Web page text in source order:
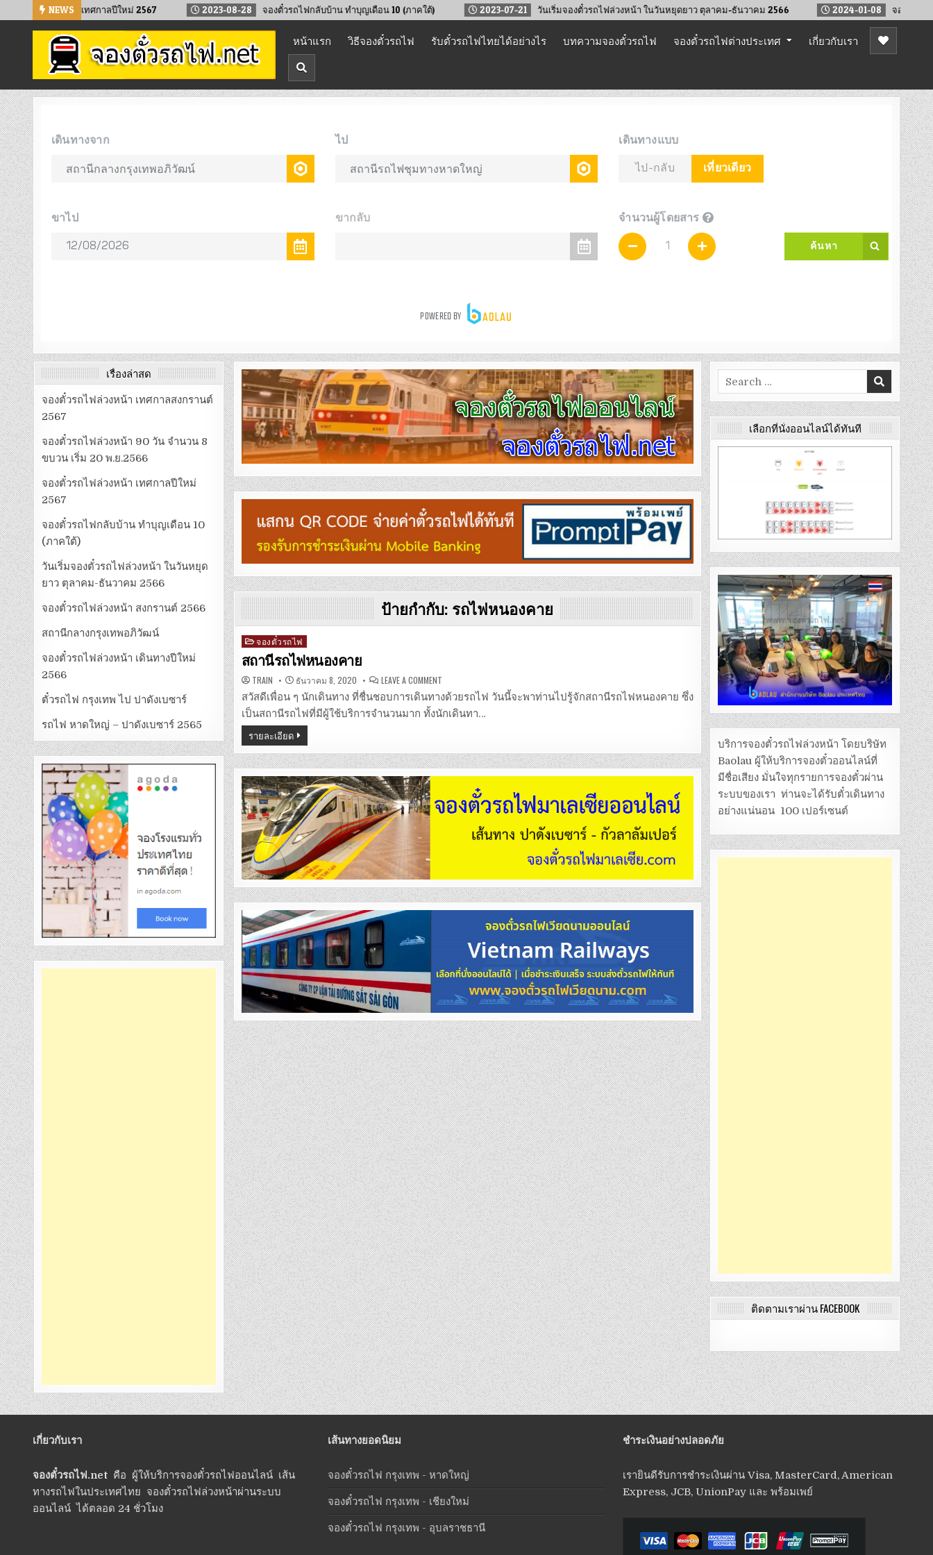
to
NEWS
ฟล่วงหน้า เทศกาลปีใหม่ 2567 2023-08-28 จองตั๋วรถไฟกลับบ้าน ทำบุญเดือน 10 (ภาคใต้) 2023-07-21 วันเริ่มจองตั๋วรถไฟล่วงหน้า ในวันหยุดยาว ตุลาคม-ธันวาคม 2566 2024-01-08 จองตั๋วรถไฟล่วงหน้
จองตั๋วรถไฟออนไลน์
จองตั๋วรถไฟล่วงหน้า จองได้ 24 ชั่วโมง
หน้าแรก วิธีจองตั๋วรถไฟ รับตั๋วรถไฟไทยได้อย่างไร บทความจองตั๋วรถไฟ จองตั๋วรถไฟต่างประเทศ เกี่ยวกับเรา
ป้ายกำกับ: รถไฟหนองคาย
Posted
in
จองตั๋วรถไฟ
สถานีรถไฟหนองคาย
TRAIN ธันวาคม 8, 2020 LEAVE A COMMENTON
รถไฟ
หนองคาย
สวัสดีเพื่อน ๆ นักเดินทาง ที่ชื่นชอบการเดินทางด้วยรถไฟ วันนี้จะพาท่านไปรู้จักสถานีรถไฟหนองคาย ซึ่ง
เป็นสถานีรถไฟที่มีผู้ใช้บริการจำนวนมาก ทั้งนักเดินทา…
รายละเอียด
เรื่องล่าสุด
จองตั๋วรถไฟล่วงหน้า เทศกาลสงกรานต์
2567
จองตั๋วรถไฟล่วงหน้า 90 วัน จำนวน 8
ขบวน เริ่ม 20 พ.ย.2566
จองตั๋วรถไฟล่วงหน้า เทศกาลปีใหม่
2567
จองตั๋วรถไฟกลับบ้าน ทำบุญเดือน 10
(ภาคใต้)
วันเริ่มจองตั๋วรถไฟล่วงหน้า ในวันหยุด
ยาว ตุลาคม-ธันวาคม 2566
จองตั๋วรถไฟล่วงหน้า สงกรานต์ 2566
สถานีกลางกรุงเทพอภิวัฒน์
จองตั๋วรถไฟล่วงหน้า เดินทางปีใหม่
2566
ตั๋วรถไฟ กรุงเทพ ไป ปาดังเบซาร์
รถไฟ หาดใหญ่ – ปาดังเบซาร์ 2565
Search
for:
เลือกที่นั่งออนไลน์ได้ทันที
บริการจองตั๋วรถไฟล่วงหน้า โดยบริษัท
Baolau ผู้ให้บริการจองตั๋วออนไลน์ที่
มีชื่อเสียง มั่นใจทุกรายการจองตั๋วผ่าน
ระบบของเรา ท่านจะได้รับตั๋วเดินทาง
อย่างแน่นอน 100 เปอร์เซนต์
ติดตามเราผ่าน FACEBOOK
เกี่ยวกับเรา
จองตั๋วรถไฟ.net คือ ผู้ให้บริการจองตั๋วรถไฟออนไลน์ เส้น
ทางรถไฟในประเทศไทย จองตั๋วรถไฟล่วงหน้าผ่านระบบ
ออนไลน์ ได้ตลอด 24 ชั่วโมง
เส้นทางยอดนิยม
จองตั๋วรถไฟ กรุงเทพ - หาดใหญ่
จองตั๋วรถไฟ กรุงเทพ - เชียงใหม่
จองตั๋วรถไฟ กรุงเทพ - อุบลราชธานี
ชำระเงินอย่างปลอดภัย
เรายินดีรับการชำระเงินผ่าน Visa, MasterCard, American
Express, JCB, UnionPay และ พร้อมเพย์